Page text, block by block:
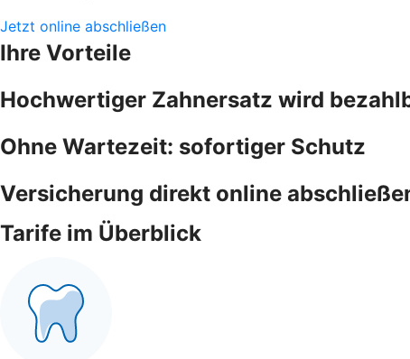
Jetzt online abschließen
Ihre Vorteile
Hochwertiger Zahnersatz wird
Ohne Wartezeit: sofortiger Schutz
Versicherung direkt online
Tarife im Überblick